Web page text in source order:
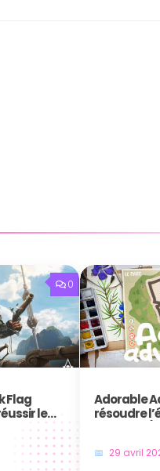
0
Flag
le
Adorable
résoudre
29 avril